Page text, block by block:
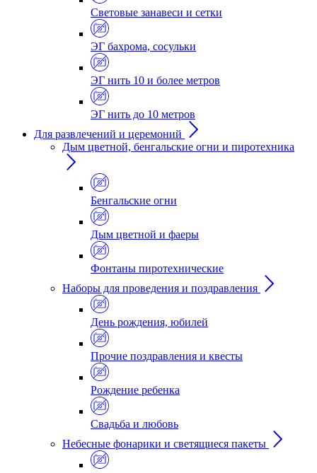
Световые занавеси и сетки
ЭГ бахрома, сосульки
ЭГ нить 10 и более метров
ЭГ нить до 10 метров
Для развлечений и церемоний
Дым цветной, бенгальские огни и пиротехника
Бенгальские огни
Дым цветной и фаеры
Фонтаны пиротехнические
Наборы для проведения и поздравления
День рождения, юбилей
Прочие поздравления и квесты
Рождение ребенка
Свадьба и любовь
Небесные фонарики и светящиеся пакеты